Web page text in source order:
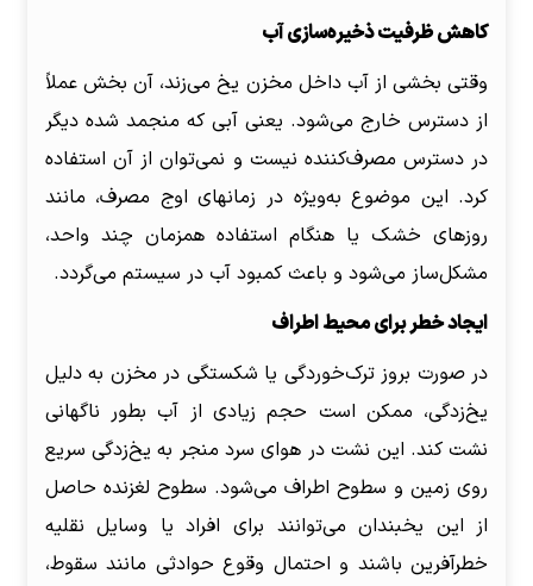
کاهش ظرفیت ذخیره‌سازی آب
وقتی بخشی از آب داخل مخزن یخ می‌زند، آن بخش عملاً
از دسترس خارج می‌شود. یعنی آبی که منجمد شده دیگر
در دسترس مصرف‌کننده نیست و نمی‌توان از آن استفاده
کرد. این موضوع به‌ویژه در زمانهای اوج مصرف، مانند
روزهای خشک یا هنگام استفاده همزمان چند واحد،
مشکل‌ساز می‌شود و باعث کمبود آب در سیستم می‌گردد.
ایجاد خطر برای محیط اطراف
در صورت بروز ترک‌خوردگی یا شکستگی در مخزن به دلیل
یخ‌زدگی، ممکن است حجم زیادی از آب بطور ناگهانی
نشت کند. این نشت در هوای سرد منجر به یخ‌زدگی سریع
روی زمین و سطوح اطراف می‌شود. سطوح لغزنده حاصل
از این یخبندان می‌توانند برای افراد یا وسایل نقلیه
خطرآفرین باشند و احتمال وقوع حوادثی مانند سقوط،